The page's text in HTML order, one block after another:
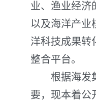
业、渔业经济
以及海洋产业
洋科技成果转
整合平台。
根据海发集
要，现本着公